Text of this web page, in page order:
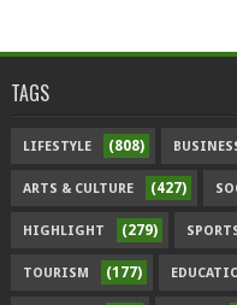
TAGS
LIFESTYLE (808)
ARTS & CULTURE (427)
HIGHLIGHT (279)
TOURISM (177)